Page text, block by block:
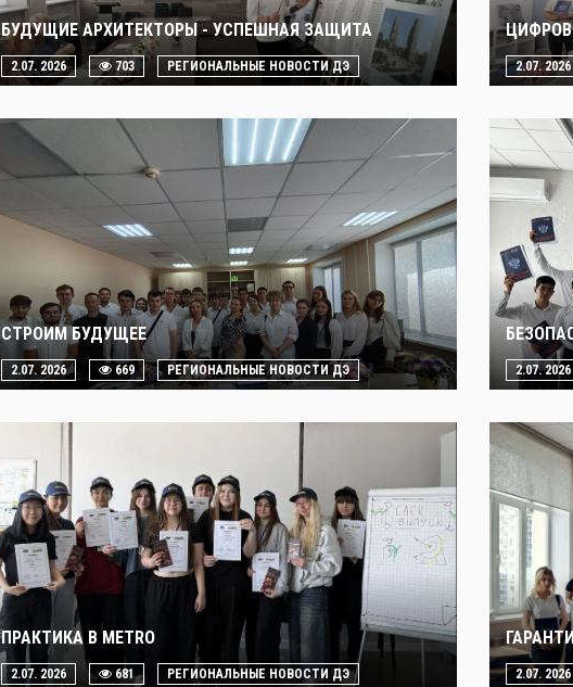
БУДУЩИЕ АРХИТЕКТОРЫ - УСПЕШНАЯ ЗАЩИТА
2.07. 2026 703 РЕГИОНАЛЬНЫЕ НОВОСТИ ДЭ 2.07. 2026
СТРОИМ БУДУЩЕЕ
2.07. 2026 669 РЕГИОНАЛЬНЫЕ НОВОСТИ ДЭ 2.07. 2026
ПРАКТИКА В METRO
2.07. 2026 681 РЕГИОНАЛЬНЫЕ НОВОСТИ ДЭ 2.07. 2026